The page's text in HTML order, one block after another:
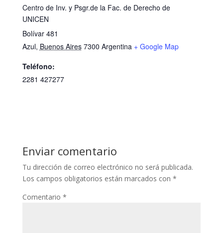
Centro de Inv. y Psgr.de la Fac. de Derecho de
UNICEN
Bolívar 481
Azul, Buenos Aires 7300 Argentina + Google Map
Teléfono:
2281 427277
Enviar comentario
Tu dirección de correo electrónico no será publicada.
Los campos obligatorios están marcados con *
Comentario *